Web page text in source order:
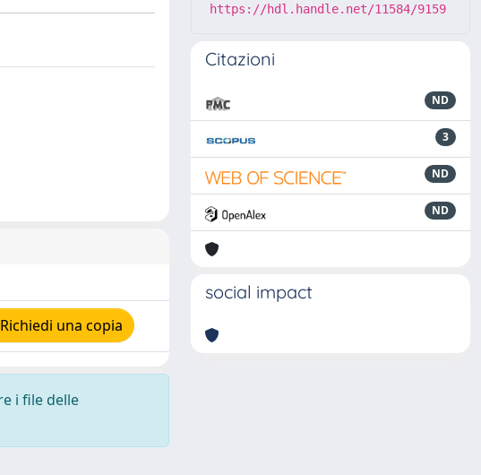
Richiedi una copia
i file delle
https://hdl.handle.net/11584/9159
Citazioni
ND
3
ND
ND
social impact